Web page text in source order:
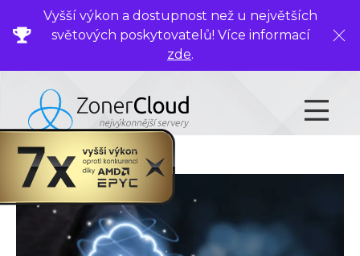
Vyšší výkon a dostupnost než u největších
světových poskytovatelů! Více informací
zde.